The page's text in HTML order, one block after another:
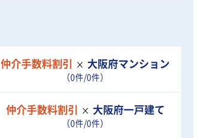
仲介手数料割引 大阪府マンション
（0件/0件）
仲介手数料割引 大阪府一戸建て
（0件/0件）